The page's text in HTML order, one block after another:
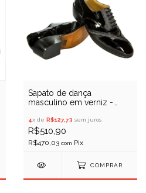
Sapato de dança
masculino em verniz -
4x de R$127,73 sem juros
R$510,90
R$470,03 com
COMPRAR